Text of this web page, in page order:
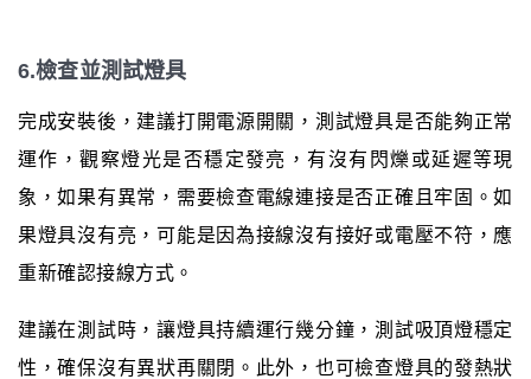
6.檢查並測試燈具
完成安裝後，建議打開電源開關，測試燈具是否能夠正常
運作，觀察燈光是否穩定發亮，有沒有閃爍或延遲等現
象，如果有異常，需要檢查電線連接是否正確且牢固。如
果燈具沒有亮，可能是因為接線沒有接好或電壓不符，應
重新確認接線方式。
建議在測試時，讓燈具持續運行幾分鐘，測試吸頂燈穩定
性，確保沒有異狀再關閉。此外，也可檢查燈具的發熱狀